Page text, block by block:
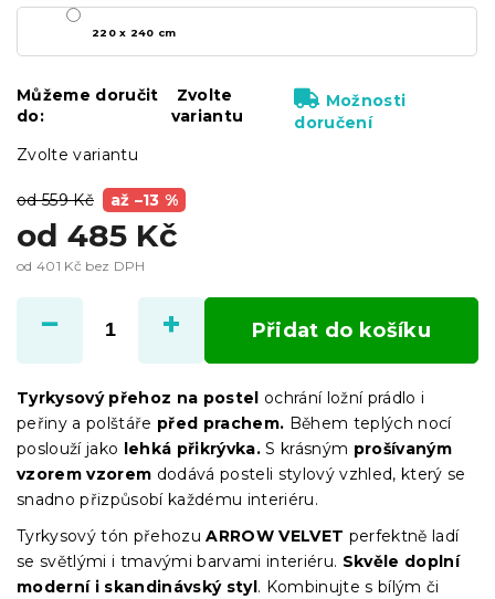
od 559 Kč až –13 %
od 485 Kč
od 401 Kč bez DPH
cena:
Zvolte variantu
220 x 240 cm
Můžeme doručit
do:
Zvolte
variantu
Možnosti
doručení
Přidat do košíku
Tyrkysový přehoz na postel ochrání ložní prádlo i
peřiny a polštáře před prachem. Během teplých nocí
poslouží jako lehká přikrývka. S krásným prošívaným
vzorem vzorem dodává posteli stylový vzhled, který se
snadno přizpůsobí každému interiéru.
Tyrkysový tón přehozuARROW VELVET perfektně ladí
se světlými i tmavými barvami interiéru. Skvěle doplní
moderní i skandinávský styl. Kombinujte s bílým či